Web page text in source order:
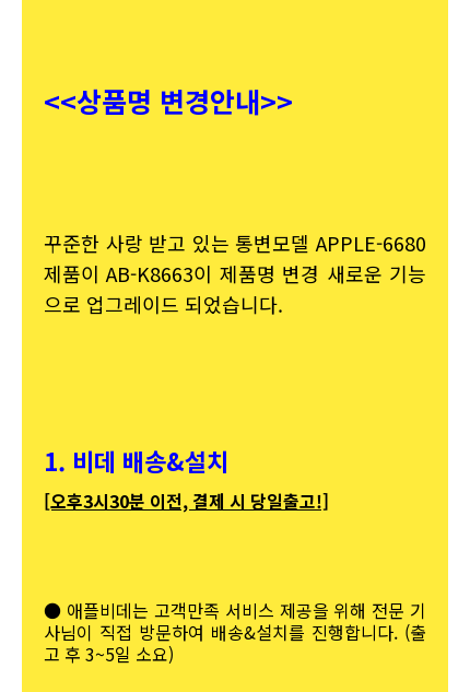
<<상품명 변경안내>>
꾸준한 사랑 받고 있는 통변모델 APPLE-6680
제품이 AB-K8663이 제품명 변경 새로운 기능
으로 업그레이드 되었습니다.
1. 비데 배송&설치
[오후3시30분 이전, 결제 시 당일출고!]
● 애플비데는 고객만족 서비스 제공을 위해 전문 기
사님이 직접 방문하여 배송&설치를 진행합니다. (출
고 후 3~5일 소요)